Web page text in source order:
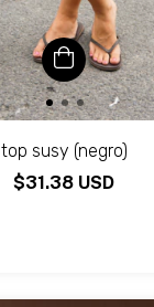
top susy (negro)
$31.38 USD